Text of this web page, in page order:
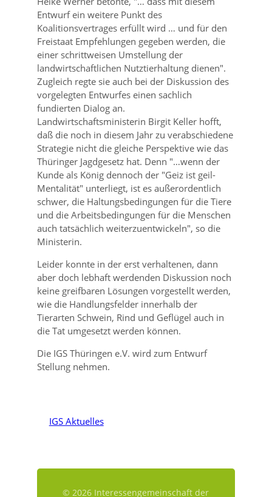
Entwurf ein weitere Punkt des
Koalitionsvertrages erfüllt wird … und für den
Freistaat Empfehlungen gegeben werden, die
einer schrittweisen Umstellung der
landwirtschaftlichen Nutztierhaltung dienen .
Zugleich regte sie auch bei der Diskussion des
vorgelegten Entwurfes einen sachlich
fundierten Dialog an.
Landwirtschaftsministerin Birgit Keller hofft,
daß die noch in diesem Jahr zu verabschiedene
Strategie nicht die gleiche Perspektive wie das
Thüringer Jagdgesetz hat. Denn …wenn der
Kunde als König dennoch der Geiz ist geil-
Mentalität unterliegt, ist es außerordentlich
schwer, die Haltungsbedingungen für die Tiere
und die Arbeitsbedingungen für die Menschen
auch tatsächlich weiterzuentwickeln , so die
Ministerin.
Leider konnte in der erst verhaltenen, dann
aber doch lebhaft werdenden Diskussion noch
keine greifbaren Lösungen vorgestellt werden,
wie die Handlungsfelder innerhalb der
Tierarten Schwein, Rind und Geflügel auch in
die Tat umgesetzt werden können.
Die IGS Thüringen e.V. wird zum Entwurf
Stellung nehmen.
IGS Aktuelles
© 2026 Interessengemeinschaft der